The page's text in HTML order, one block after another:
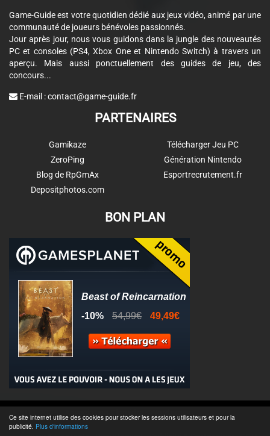
Ce site internet utilise des cookies pour stocker les sessions utilisateurs et pour la
publicité. Plus d'informations
Game-Guide est votre quotidien dédié aux jeux vidéo, animé par une
communauté de joueurs bénévoles passionnés.
Jour après jour, nous vous guidons dans la jungle des nouveautés
PC et consoles (PS4, Xbox One et Nintendo Switch) à travers un
aperçu. Mais aussi ponctuellement des guides de jeu, des
concours...
E-mail :contact@game-guide.fr
PARTENAIRES
Gamikaze
ZeroPing
Blog de RpGmAx
Depositphotos.com
Télécharger Jeu PC
Génération Nintendo
Esportrecrutement.fr
BON PLAN
© 2011-2025 - Association Clamidra - Wordpress